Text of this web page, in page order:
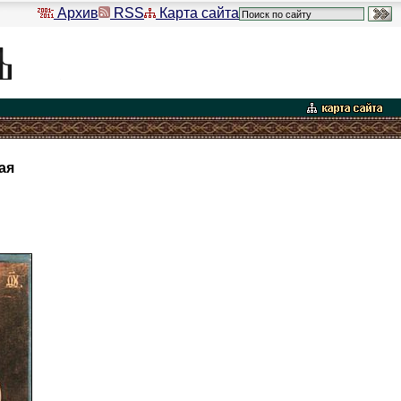
Архив RSS Карта сайта